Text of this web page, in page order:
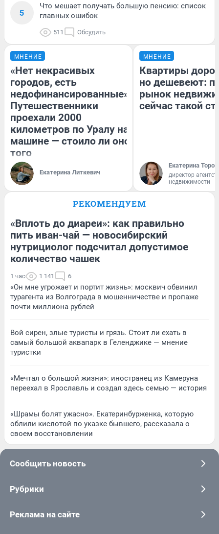
5
Что мешает получать большую пенсию: список
главных ошибок
511 Обсудить
МНЕНИЕ
«Нет некрасивых
городов, есть
недофинансированные».
Путешественники
проехали 2000
километров по Уралу на
машине — стоило ли оно
того
Екатерина Литкевич
МНЕНИЕ
Квартиры
но дешевеют:
рынок
сейчас такой
Екатерина
директор
недвижимости
РЕКОМЕНДУЕМ
«Вплоть до диареи»: как правильно
пить иван-чай — новосибирский
нутрициолог подсчитал допустимое
количество чашек
1 час 1 141 6
«Он мне угрожает и портит жизнь»: москвич обвинил
турагента из Волгограда в мошенничестве и пропаже
почти миллиона рублей
Вой сирен, злые туристы и грязь. Стоит ли ехать в
самый большой аквапарк в Геленджике — мнение
туристки
«Мечтал о большой жизни»: иностранец из Камеруна
переехал в Ярославль и создал здесь семью — история
«Шрамы болят ужасно». Екатеринбурженка, которую
облили кислотой по указке бывшего, рассказала о
своем восстановлении
Сообщить новость
Рубрики
Реклама на сайте